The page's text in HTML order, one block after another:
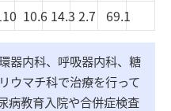
10.6 14.3 2.7 69.1
器内科、呼吸器内科、糖
ウマチ科で治療を行って
病教育入院や合併症検査